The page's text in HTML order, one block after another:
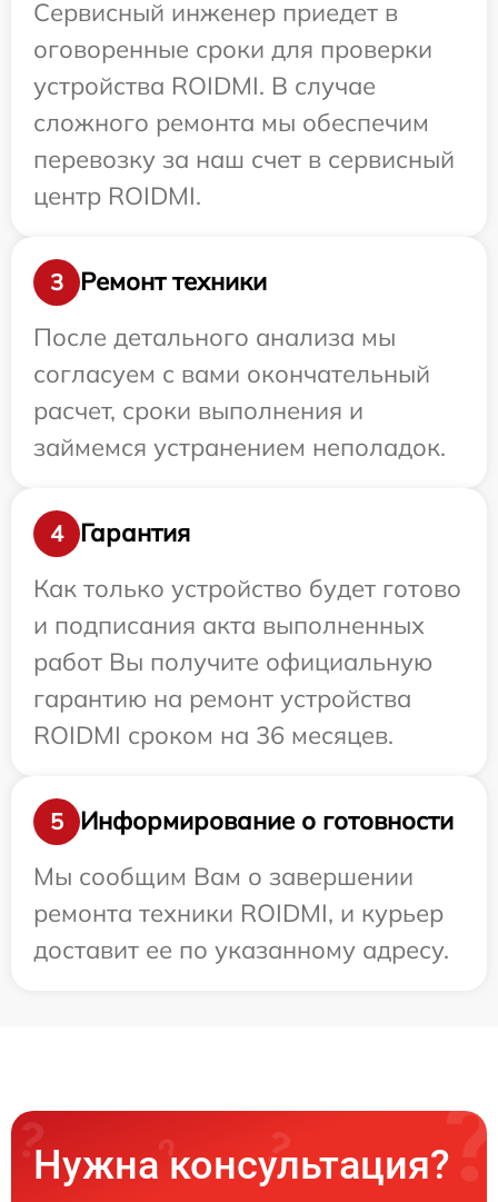
Сервисный инженер приедет в
оговоренные сроки для проверки
устройства ROIDMI. В случае
сложного ремонта мы обеспечим
перевозку за наш счет в сервисный
центр ROIDMI.
3
Ремонт техники
После детального анализа мы
согласуем с вами окончательный
расчет, сроки выполнения и
займемся устранением неполадок.
4
Гарантия
Как только устройство будет готово
и подписания акта выполненных
работ Вы получите официальную
гарантию на ремонт устройства
ROIDMI сроком на 36 месяцев.
5
Информирование о готовности
Мы сообщим Вам о завершении
ремонта техники ROIDMI, и курьер
доставит ее по указанному адресу.
Нужна консультация?